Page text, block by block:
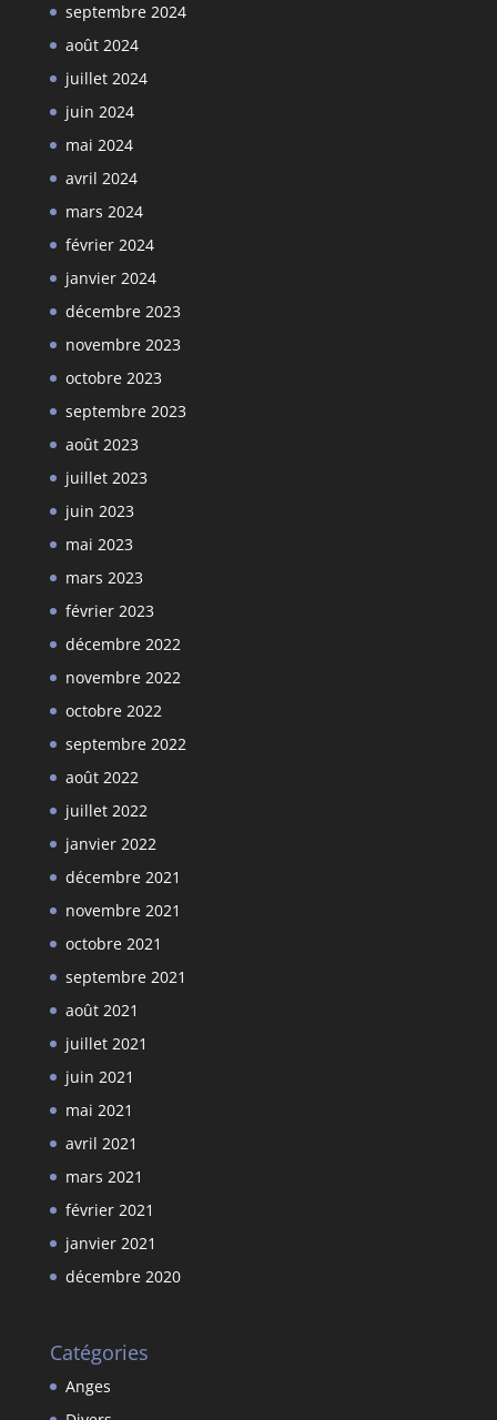
septembre 2024
août 2024
juillet 2024
juin 2024
mai 2024
avril 2024
mars 2024
février 2024
janvier 2024
décembre 2023
novembre 2023
octobre 2023
septembre 2023
août 2023
juillet 2023
juin 2023
mai 2023
mars 2023
février 2023
décembre 2022
novembre 2022
octobre 2022
septembre 2022
août 2022
juillet 2022
janvier 2022
décembre 2021
novembre 2021
octobre 2021
septembre 2021
août 2021
juillet 2021
juin 2021
mai 2021
avril 2021
mars 2021
février 2021
janvier 2021
décembre 2020
Catégories
Anges